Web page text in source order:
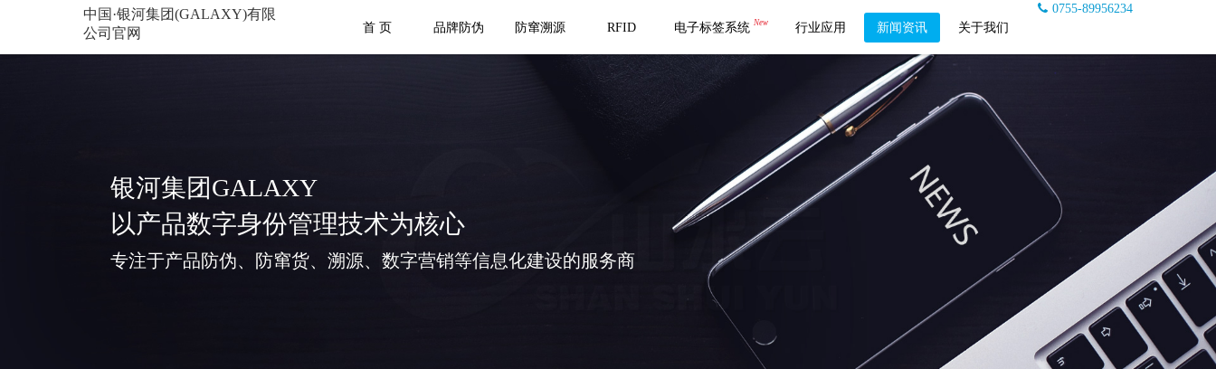
中国·银河集团(GALAXY)有限
公司官网
0755-89956234
首 页
品牌防伪 防窜溯源 RFID 电子标签系统 New 行业应用 新闻资讯 关于我们
银河集团GALAXY
以产品数字身份管理技术为核心
专注于产品防伪、防窜货、溯源、数字营销等信息化建设的服务商